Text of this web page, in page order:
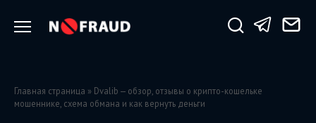
Главная страница » Dvalib — обзор, отзывы о крипто-кошельке
мошеннике, схема обмана и как вернуть деньги